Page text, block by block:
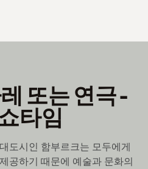
또는 연극 -
타임
도시인 함부르크는 모두에게
공하기 때문에 예술과 문화의